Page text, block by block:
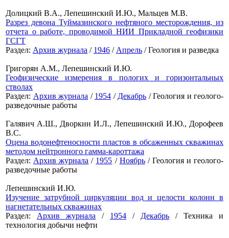
Долицкий В.А., Лепешинский И.Ю., Мальцев М.В.
Разрез девона Туймазинского нефтяного месторождения, из
отчета о работе, проводимой НИИ Прикладной геофизики
ГСГТ
Раздел: Архив журнала / 1946 / Апрель / Геология и разведка
Григорян А.М., Лепешинский И.Ю.
Геофизические измерения в пологих и горизонтальных
стволах
Раздел: Архив журнала / 1954 / Декабрь / Геология и геолого-
разведочные работы
Галявич А.Ш., Дворкин И.Л., Лепешинский И.Ю., Дорофеев
В.С.
Оцена водонефтеносности пластов в обсаженных скважинах
методом нейтронного гамма-кароттажа
Раздел: Архив журнала / 1955 / Ноябрь/ Геология и геолого-
разведочные работы
Лепешинский И.Ю.
Изучение затрубной циркуляции вод и целости колонн в
нагнетательных скважинах
Раздел: Архив журнала / 1954 / Декабрь / Техника и
технология добычи нефти